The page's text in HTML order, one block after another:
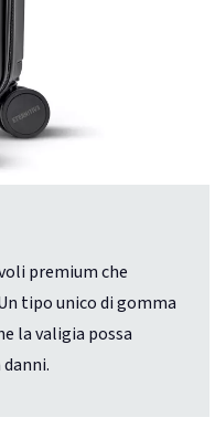
premium che
tipo unico di gomma
la valigia possa